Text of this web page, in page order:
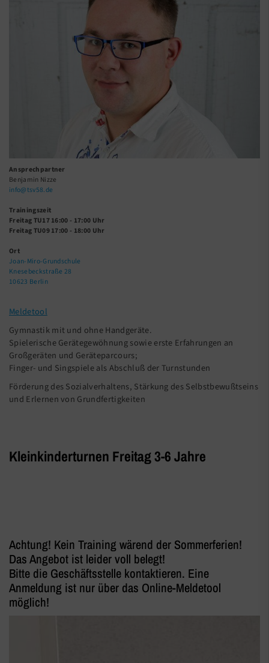
Ansprechpartner
Benjamin Nizze
info@tsv58.de
Trainingszeit
Freitag TU17 16:00 - 17:00 Uhr
Freitag TU09 17:00 - 18:00 Uhr
Ort
Joan-Miro-Grundschule
Knesebeckstraße 28
10623 Berlin
Meldetool
Gymnastik mit und ohne Handgeräte.
Spielerische Gerätegewöhnung sowie erste Erfahrungen an
Großgeräten und Geräteparcours;
Finger- und Singspiele als Abschluß der Turnstunden
Förderung des Sozialverhaltens, Stärkung des Selbstbewußtseins
und Erlernen von Grundfertigkeiten
Kleinkinderturnen Freitag 3-6 Jahre
Achtung! Kein Training wärend der Sommerferien!
Das Angebot ist leider voll belegt!
Bitte die Geschäftsstelle kontaktieren. Eine
Anmeldung ist nur über das Online-Meldetool
möglich!